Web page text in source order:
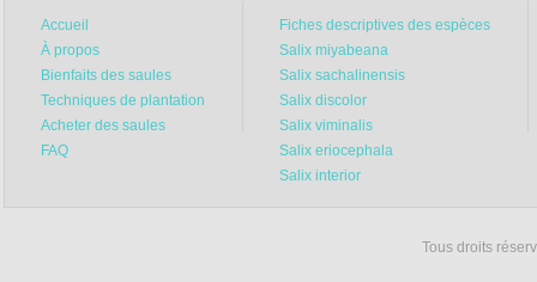
Accueil
À propos
Bienfaits des saules
Techniques de plantation
Acheter des saules
FAQ
Fiches descriptives des espèces
Salix miyabeana
Salix sachalinensis
Salix discolor
Salix viminalis
Salix eriocephala
Salix interior
Tous droits
L’équipe de Saules